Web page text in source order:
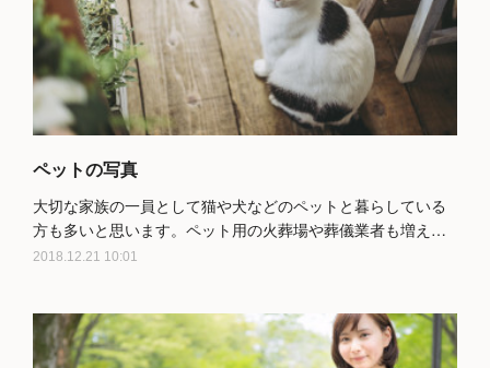
2018.12.21 10:01
ペットの写真
大切な家族の一員として猫や犬などのペットと暮らしている
方も多いと思います。ペット用の火葬場や葬儀業者も増え…